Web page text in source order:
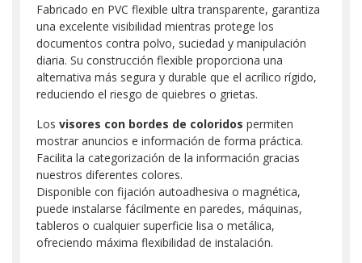
Fabricado en PVC flexible ultra transparente, garantiza
una excelente visibilidad mientras protege los
documentos contra polvo, suciedad y manipulación
diaria. Su construcción flexible proporciona una
alternativa más segura y durable que el acrílico rígido,
reduciendo el riesgo de quiebres o grietas.
Los visores con bordes de coloridos permiten
mostrar anuncios e información de forma práctica.
Facilita la categorización de la información gracias
nuestros diferentes colores.
Disponible con fijación autoadhesiva o magnética,
puede instalarse fácilmente en paredes, máquinas,
tableros o cualquier superficie lisa o metálica,
ofreciendo máxima flexibilidad de instalación.